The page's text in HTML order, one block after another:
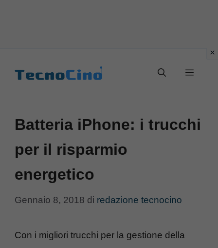
Menu
Batteria iPhone: i trucchi
per il risparmio
energetico
Gennaio 8, 2018 di redazione tecnocino
Con i migliori trucchi per la gestione della